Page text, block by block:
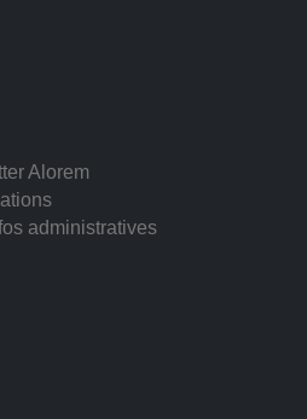
Alorem
administratives